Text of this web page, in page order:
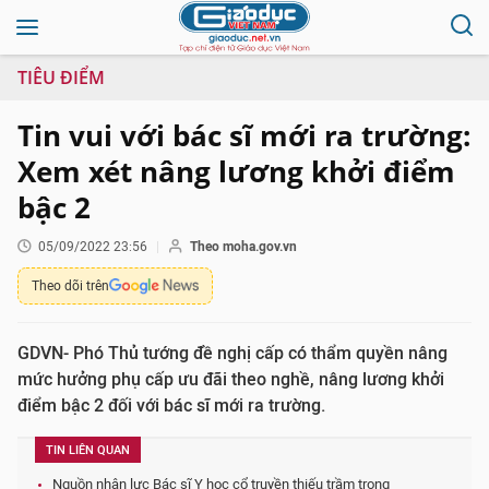
TIÊU ĐIỂM
Tin vui với bác sĩ mới ra trường:
Xem xét nâng lương khởi điểm
bậc 2
05/09/2022 23:56 Theo moha.gov.vn
Theo dõi trên
GDVN- Phó Thủ tướng đề nghị cấp có thẩm quyền nâng
mức hưởng phụ cấp ưu đãi theo nghề, nâng lương khởi
điểm bậc 2 đối với bác sĩ mới ra trường.
TIN LIÊN QUAN
Nguồn nhân lực Bác sĩ Y học cổ truyền thiếu trầm trọng